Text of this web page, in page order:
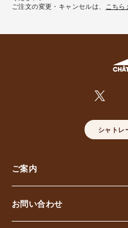
ご注文の変更・キャンセルは、
こちら
シャトレ
ご案内
お問い合わせ